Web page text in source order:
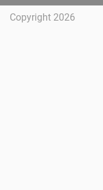
Copyright 2026